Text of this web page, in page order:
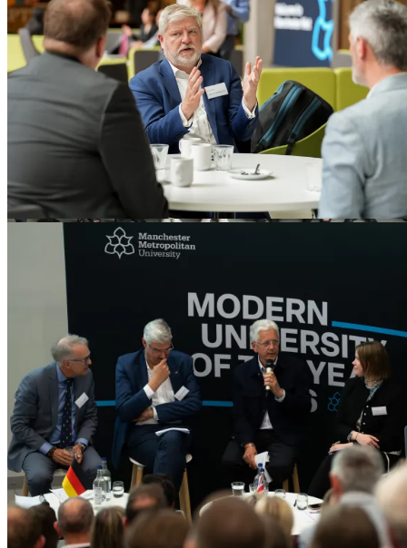
Young Königswinter Alumni